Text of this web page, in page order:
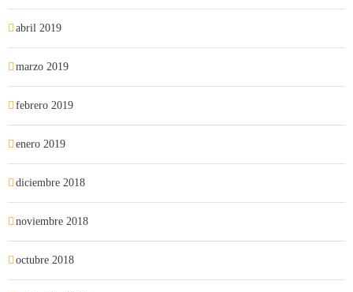
abril 2019
marzo 2019
febrero 2019
enero 2019
diciembre 2018
noviembre 2018
octubre 2018